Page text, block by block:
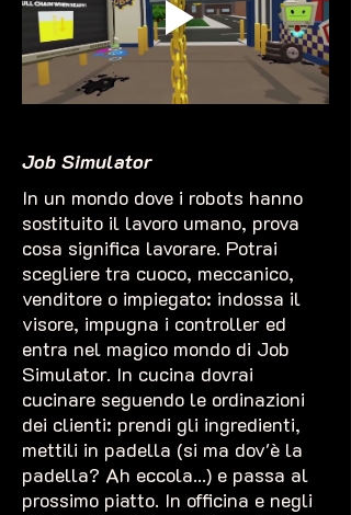
Job Simulator
In un mondo dove i robots hanno
sostituito il lavoro umano, prova
cosa significa lavorare. Potrai
scegliere tra cuoco, meccanico,
venditore o impiegato: indossa il
visore, impugna i controller ed
entra nel magico mondo di Job
Simulator. In cucina dovrai
cucinare seguendo le ordinazioni
dei clienti: prendi gli ingredienti,
mettili in padella (si ma dov'è la
padella? Ah eccola...) e passa al
prossimo piatto. In officina e negli